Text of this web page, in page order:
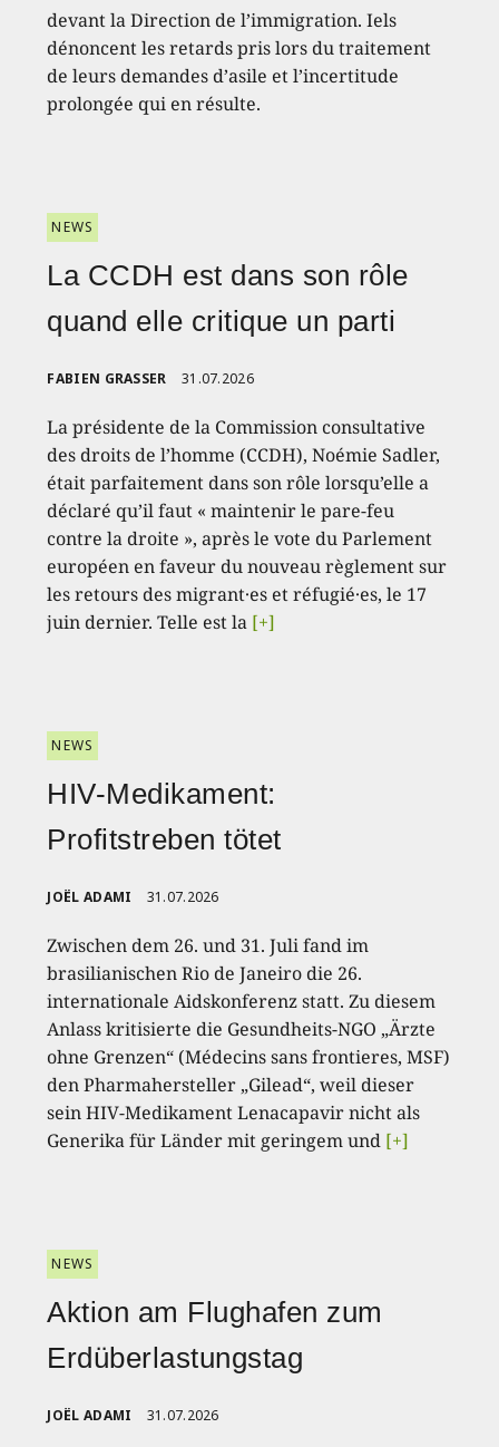
devant la Direction de l’immigration. Iels
dénoncent les retards pris lors du traitement
de leurs demandes d’asile et l’incertitude
prolongée qui en résulte.
NEWS
La CCDH est dans son rôle
quand elle critique un parti
FABIEN GRASSER 31.07.2026
La présidente de la Commission consultative
des droits de l’homme (CCDH), Noémie Sadler,
était parfaitement dans son rôle lorsqu’elle a
déclaré qu’il faut « maintenir le pare-feu
contre la droite », après le vote du Parlement
européen en faveur du nouveau règlement sur
les retours des migrant·es et réfugié·es, le 17
juin dernier. Telle est la [+]
NEWS
HIV-Medikament:
Profitstreben tötet
JOËL ADAMI 31.07.2026
Zwischen dem 26. und 31. Juli fand im
brasilianischen Rio de Janeiro die 26.
internationale Aidskonferenz statt. Zu diesem
Anlass kritisierte die Gesundheits-NGO „Ärzte
ohne Grenzen“ (Médecins sans frontieres, MSF)
den Pharmahersteller „Gilead“, weil dieser
sein HIV-Medikament Lenacapavir nicht als
Generika für Länder mit geringem und [+]
NEWS
Aktion am Flughafen zum
Erdüberlastungstag
JOËL ADAMI 31.07.2026